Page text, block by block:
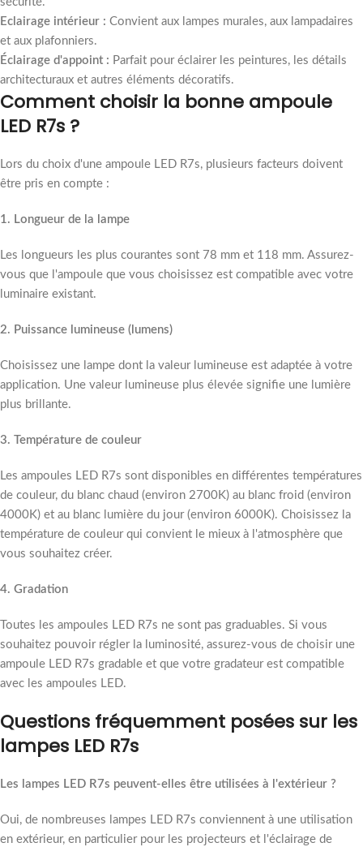
Eclairage intérieur : Convient aux lampes murales, aux lampadaires
et aux plafonniers.
Éclairage d'appoint : Parfait pour éclairer les peintures, les détails
architecturaux et autres éléments décoratifs.
Comment choisir la bonne ampoule
LED R7s ?
Lors du choix d'une ampoule LED R7s, plusieurs facteurs doivent
être pris en compte :
1. Longueur de la lampe
Les longueurs les plus courantes sont 78 mm et 118 mm. Assurez-
vous que l'ampoule que vous choisissez est compatible avec votre
luminaire existant.
2. Puissance lumineuse (lumens)
Choisissez une lampe dont la valeur lumineuse est adaptée à votre
application. Une valeur lumineuse plus élevée signifie une lumière
plus brillante.
3. Température de couleur
Les ampoules LED R7s sont disponibles en différentes températures
de couleur, du blanc chaud (environ 2700K) au blanc froid (environ
4000K) et au blanc lumière du jour (environ 6000K). Choisissez la
température de couleur qui convient le mieux à l'atmosphère que
vous souhaitez créer.
4. Gradation
Toutes les ampoules LED R7s ne sont pas graduables. Si vous
souhaitez pouvoir régler la luminosité, assurez-vous de choisir une
ampoule LED R7s gradable et que votre gradateur est compatible
avec les ampoules LED.
Questions fréquemment posées sur les
lampes LED R7s
Les lampes LED R7s peuvent-elles être utilisées à l'extérieur ?
Oui, de nombreuses lampes LED R7s conviennent à une utilisation
en extérieur, en particulier pour les projecteurs et l'éclairage de